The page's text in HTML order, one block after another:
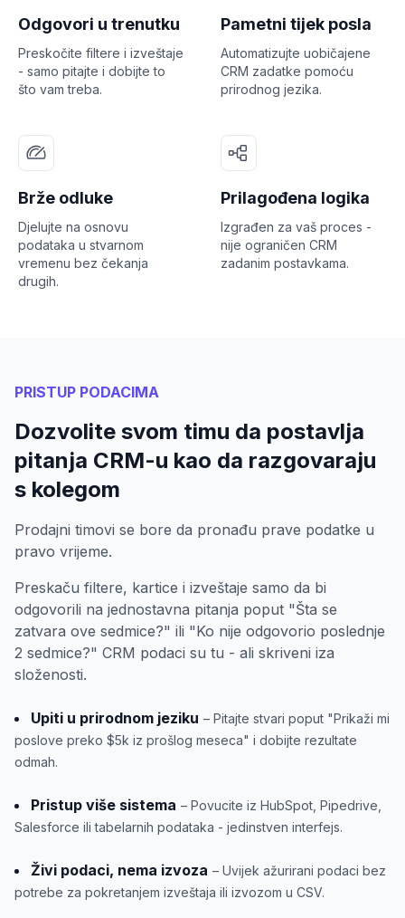
Odgovori u trenutku
Preskočite filtere i izveštaje
- samo pitajte i dobijte to
što vam treba.
Pametni tijek posla
Automatizujte uobičajene
CRM zadatke pomoću
prirodnog jezika.
Brže odluke
Djelujte na osnovu
podataka u stvarnom
vremenu bez čekanja
drugih.
Prilagođena logika
Izgrađen za vaš proces -
nije ograničen CRM
zadanim postavkama.
PRISTUP PODACIMA
Dozvolite svom timu da postavlja
pitanja CRM-u kao da razgovaraju
s kolegom
Prodajni timovi se bore da pronađu prave podatke u
pravo vrijeme.
Preskaču filtere, kartice i izveštaje samo da bi
odgovorili na jednostavna pitanja poput "Šta se
zatvara ove sedmice?" ili "Ko nije odgovorio poslednje
2 sedmice?" CRM podaci su tu - ali skriveni iza
složenosti.
Upiti u prirodnom jeziku – Pitajte stvari poput "Prikaži mi
poslove preko $5k iz prošlog meseca" i dobijte rezultate
odmah.
Pristup više sistema – Povucite iz HubSpot, Pipedrive,
Salesforce ili tabelarnih podataka - jedinstven interfejs.
Živi podaci, nema izvoza – Uvijek ažurirani podaci bez
potrebe za pokretanjem izveštaja ili izvozom u CSV.